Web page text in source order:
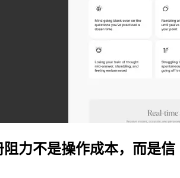
力不是操作成本，而是信